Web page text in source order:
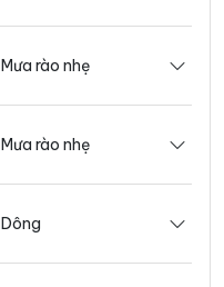
Mưa rào nhẹ
Mưa rào nhẹ
Dông